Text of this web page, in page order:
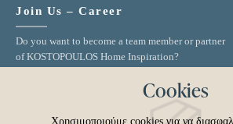
Join Us – Career
Do you want to become a team member or partner
of KOSTOPOULOS Home Inspiration?
Cοοkies
Χρησιμοποιούμε cookies για να